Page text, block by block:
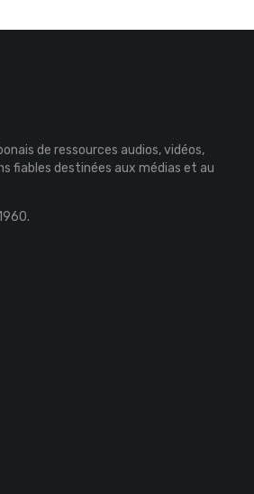
de ressources audios, vidéos,
fiables destinées aux médias et au